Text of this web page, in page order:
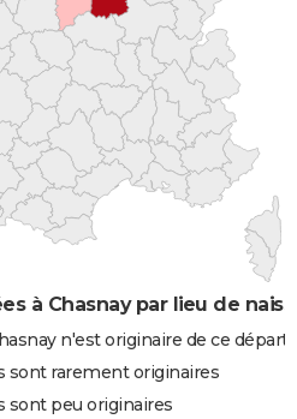
à Chasnay par lieu de
n'est originaire de ce
sont rarement originaires
sont peu originaires